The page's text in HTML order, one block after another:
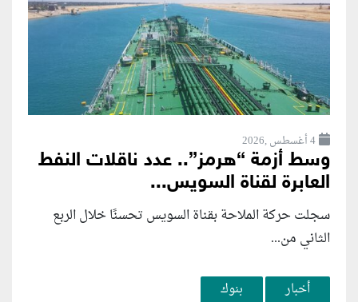
4 أغسطس ,2026
وسط أزمة “هرمز”.. عدد ناقلات النفط
العابرة لقناة السويس...
سجلت حركة الملاحة بقناة السويس تحسنًا خلال الربع
الثاني من...
أخبار بنوك